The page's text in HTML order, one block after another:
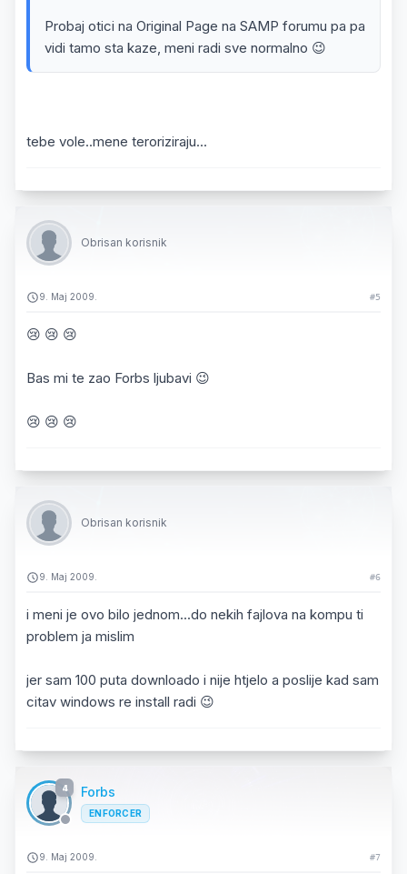
Probaj otici na Original Page na SAMP forumu pa pa
vidi tamo sta kaze, meni radi sve normalno 😉
tebe vole..mene teroriziraju...
Obrisan korisnik
9. Maj 2009. #5
😢 😢 😢
Bas mi te zao Forbs ljubavi 😉
😢 😢 😢
Obrisan korisnik
9. Maj 2009. #6
i meni je ovo bilo jednom...do nekih fajlova na kompu ti
problem ja mislim
jer sam 100 puta downloado i nije htjelo a poslije kad sam
citav windows re install radi 😉
4 Forbs
ENFORCER
9. Maj 2009. #7